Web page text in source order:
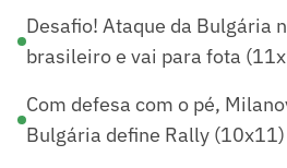
Desafio! Ataque da Bulgária
brasileiro e vai para fota
Com defesa com o pé,
Bulgária define Rally (10x11)